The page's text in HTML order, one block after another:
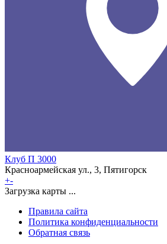
Клуб П 3000
Красноармейская ул., 3, Пятигорск
+-
Загрузка карты ...
Правила сайта
Политика конфиденциальности
Обратная связь